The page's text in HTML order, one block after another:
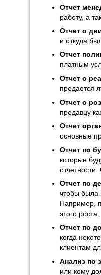
Отчет
работу, а
Отчет о
и откуда
Отчет
платным
Отчет о
продается
Отчет о
продавцу
Отчет
основные
Отчет по
которые
Отчет по
чтобы была
Например,
этого роста.
Отчет по
когда
клиентам
Анализ по
или кому